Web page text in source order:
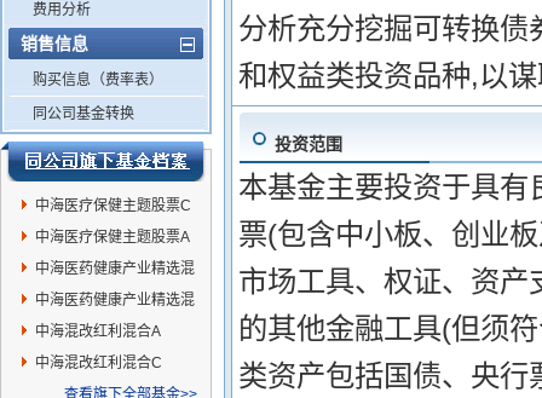
费用分析
销售信息
购买信息（费率表）
同公司基金转换
中海医疗保健主题股票C
中海医疗保健主题股票A
中海医药健康产业精选混
合C
中海医药健康产业精选混
合A
中海混改红利混合A
中海混改红利混合C
查看旗下全部基金>>
分析充分挖掘可转换
和权益类投资品种,以
投资范围
本基金主要投资于具
票(包含中小板、创业
市场工具、权证、资
的其他金融工具(但须
类资产包括国债、央